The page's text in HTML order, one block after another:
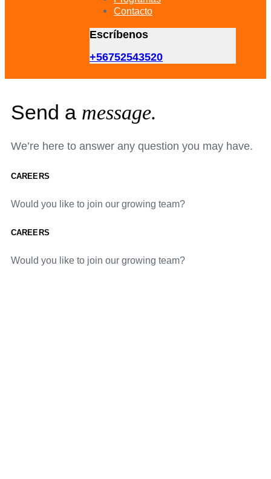
Contacto
Escríbenos
+56752543520
Send a message.
We’re here to answer any question you may have.
CAREERS
Would you like to join our growing team?
CAREERS
Would you like to join our growing team?